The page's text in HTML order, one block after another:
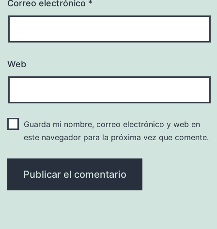
Correo electrónico *
Web
Guarda mi nombre, correo electrónico y web en
este navegador para la próxima vez que comente.